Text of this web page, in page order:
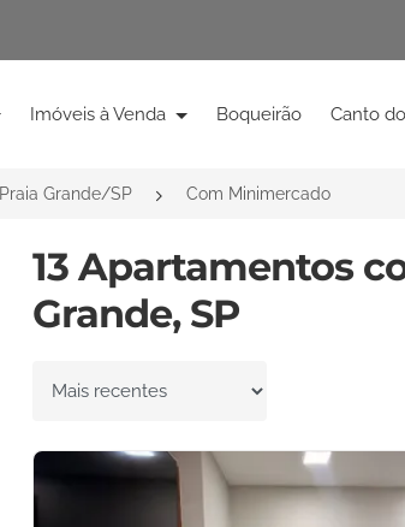
Imóveis à Venda Boqueirão Canto
Praia Grande/SP Com Minimercado
13 Apartamentos
Grande, SP
Ordenar por